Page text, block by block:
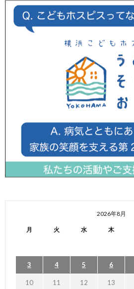
2026年8月
月 火 水 木
3 4 5 6
10 11 12 13